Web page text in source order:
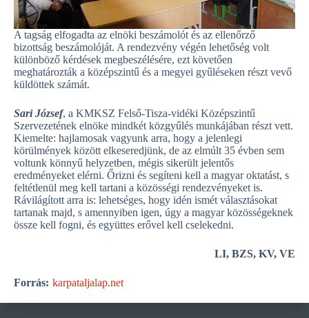
A tagság elfogadta az elnöki beszámolót és az ellenőrző
bizottság beszámolóját. A rendezvény végén lehetőség volt
különböző kérdések megbeszélésére, ezt követően
meghatározták a középszintű és a megyei gyűléseken részt vevő
küldöttek számát.
Sari József, a KMKSZ Felső-Tisza-vidéki Középszintű
Szervezetének elnöke mindkét közgyűlés munkájában részt vett.
Kiemelte: hajlamosak vagyunk arra, hogy a jelenlegi
körülmények között elkeseredjünk, de az elmúlt 35 évben sem
voltunk könnyű helyzetben, mégis sikerült jelentős
eredményeket elérni. Őrizni és segíteni kell a magyar oktatást, s
feltétlenül meg kell tartani a közösségi rendezvényeket is.
Rávilágított arra is: lehetséges, hogy idén ismét választásokat
tartanak majd, s amennyiben igen, úgy a magyar közösségeknek
össze kell fogni, és együttes erővel kell cselekedni.
LI, BZS, KV, VE
Forrás: karpataljalap.net